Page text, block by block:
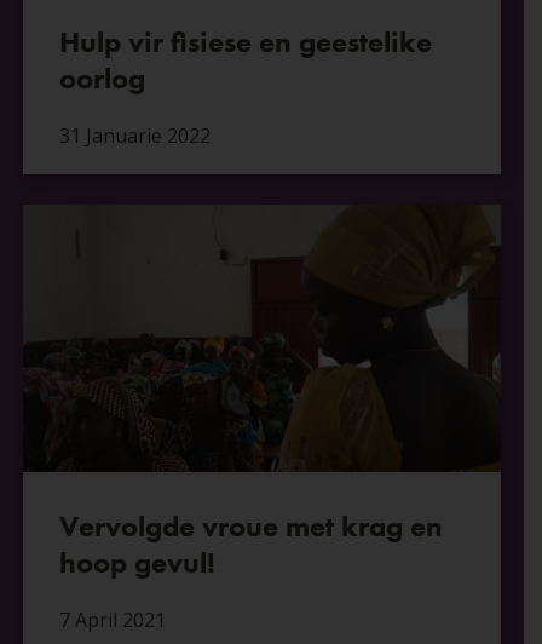
Hulp vir fisiese en geestelike
oorlog
31 Januarie 2022
Vervolgde vroue met krag en
hoop gevul!
7 April 2021